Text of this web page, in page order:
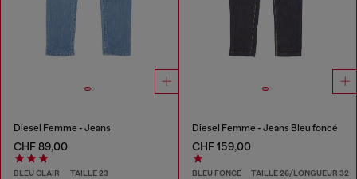
Diesel Femme - Jeans
CHF 89,00
BLEU CLAIR TAILLE 23
Diesel Femme - Jeans Bleu foncé
CHF 159,00
BLEU FONCÉ TAILLE 26/LONGUEUR 32